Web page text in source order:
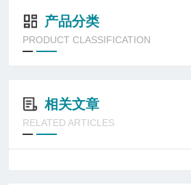
产品分类
PRODUCT CLASSIFICATION
相关文章
RELATED ARTICLES